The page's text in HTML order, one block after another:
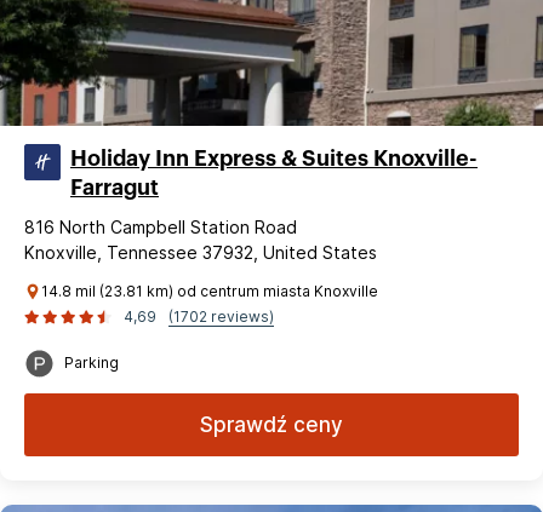
Holiday Inn Express & Suites Knoxville-
Farragut
816 North Campbell Station Road
Knoxville, Tennessee 37932, United States
14.8 mil (23.81 km) od centrum miasta Knoxville
4,69
(1702 reviews)
Parking
Sprawdź ceny